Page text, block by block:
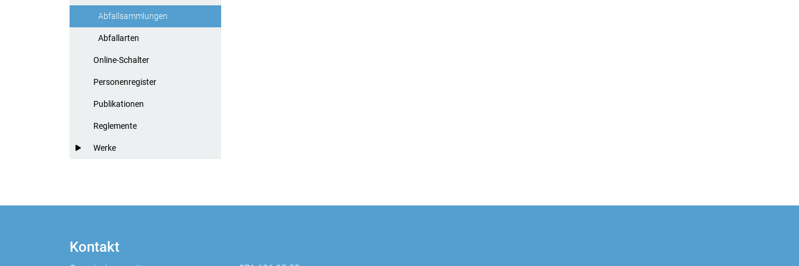
Abfallsammlungen
(ausgewählt)
Abfallarten
Online-Schalter
Personenregister
Publikationen
Reglemente
Werke
Kontakt